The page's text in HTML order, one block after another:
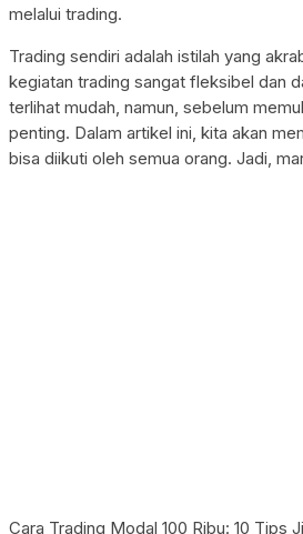
melalui trading.
Trading sendiri adalah istilah yang
kegiatan trading sangat fleksibel dan
terlihat mudah, namun, sebelum
penting. Dalam artikel ini, kita akan
bisa diikuti oleh semua orang. Jadi,
Cara Trading Modal 100 Ribu: 10 Tips